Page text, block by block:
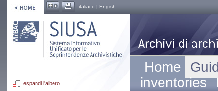
italiano | English
espandi l'albero
Home
inventories